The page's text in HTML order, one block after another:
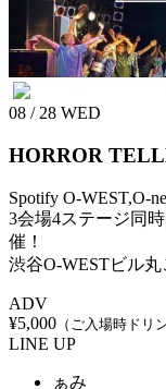
08 / 28 WED
HORROR
Spotify O-WEST,O-
3会場4ステージ同
催！
渋谷O-WESTビル丸
ADV
¥5,000 （ご入場時ドリ
LINE UP
ぁみ